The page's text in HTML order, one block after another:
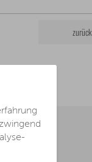
zurück